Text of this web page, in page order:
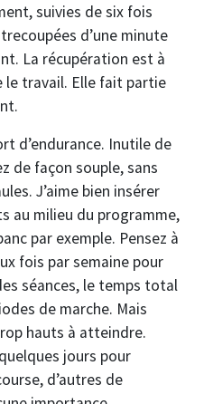
suivies de six fois
d’une minute
La récupération est à
le travail. Elle fait partie
d’endurance. Inutile de
de façon souple, sans
J’aime bien insérer
au milieu du programme,
par exemple. Pensez à
fois par semaine pour
séances, le temps total
de marche. Mais
hauts à atteindre.
jours pour
d’autres de